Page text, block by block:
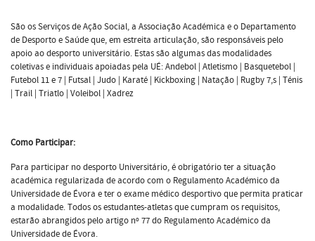
São os Serviços de Ação Social, a Associação Académica e o Departamento
de Desporto e Saúde que, em estreita articulação, são responsáveis pelo
apoio ao desporto universitário. Estas são algumas das modalidades
coletivas e individuais apoiadas pela UÉ: Andebol | Atletismo | Basquetebol |
Futebol 11 e 7 | Futsal | Judo | Karaté | Kickboxing | Natação | Rugby 7,s | Ténis
| Trail | Triatlo | Voleibol | Xadrez
Como Participar:
Para participar no desporto Universitário, é obrigatório ter a situação
académica regularizada de acordo com o Regulamento Académico da
Universidade de Évora e ter o exame médico desportivo que permita praticar
a modalidade. Todos os estudantes-atletas que cumpram os requisitos,
estarão abrangidos pelo artigo nº 77 do Regulamento Académico da
Universidade de Évora.